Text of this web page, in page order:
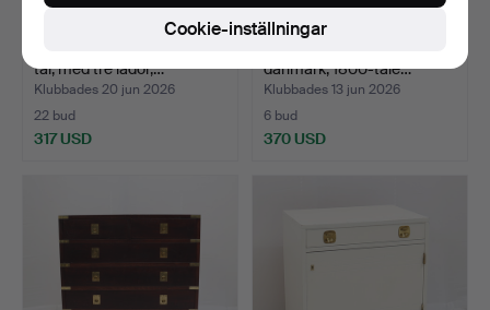
tal, med tre lådor,…
Klubbades 20 jun 2026
22 bud
317 USD
danmark, 1800-tale…
Klubbades 13 jun 2026
6 bud
370 USD
Cookie-inställningar